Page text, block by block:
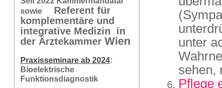
sowie
Referent für
komplementäre und
integrative Medizin in
der Ärztekammer Wien
Praxisseminare ab 2024:
Bioelektrische
Funktionsdiagnostik
unter
sehen,
Pflege